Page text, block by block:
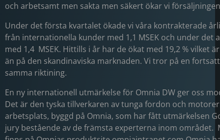
och arbetsamt men sakta men säkert ökar vi
Under det första kvartalet ökade vi våra kontrakterade
från internationella kunder med 1,1 MSEK och under det
med 1,4 MSEK. Hittills i år har de ökat med 19,2 % vilket
än på den skandinaviska marknaden. Vi tror på en
samma riktining.
En ny internationell utmärkelse för Omnia DW ger oss
Det är den tyska tillverkaren av tunga fordon och
arbetsplats, byggd på Omnia, som har fått utmärkelsen
jury bestående av de främsta experterna inom området.